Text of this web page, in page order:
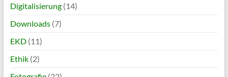
Digitalisierung(14)
Downloads(7)
EKD(11)
Ethik(2)